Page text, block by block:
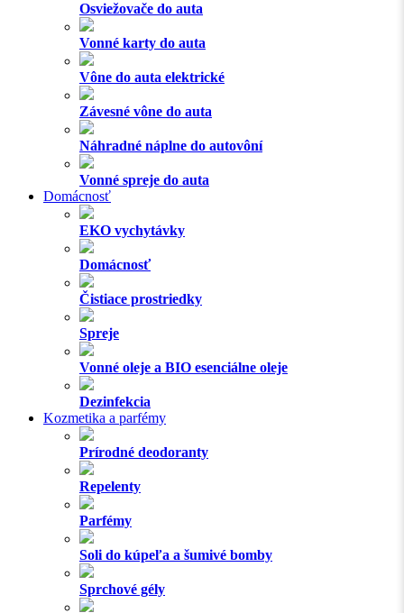
Osviežovače do auta
Vonné karty do auta
Vône do auta elektrické
Závesné vône do auta
Náhradné náplne do autovôní
Vonné spreje do auta
Domácnosť
EKO vychytávky
Domácnosť
Čistiace prostriedky
Spreje
Vonné oleje a BIO esenciálne oleje
Dezinfekcia
Kozmetika a parfémy
Prírodné deodoranty
Repelenty
Parfémy
Soli do kúpeľa a šumivé bomby
Sprchové gély